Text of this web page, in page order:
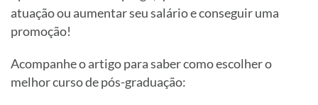
atuação ou aumentar seu salário e conseguir uma
promoção!
Acompanhe o artigo para saber como escolher o
melhor curso de pós-graduação: